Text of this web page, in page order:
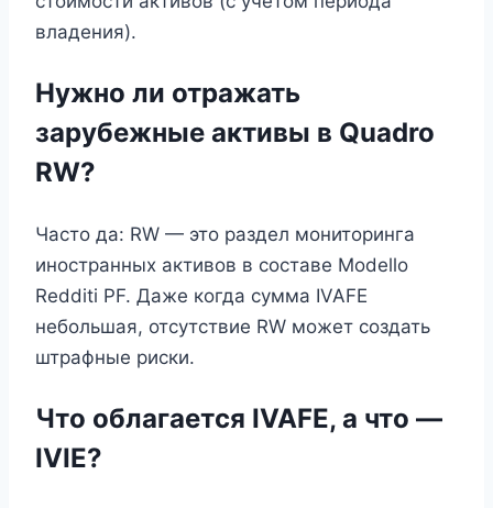
владения).
Нужно ли отражать
зарубежные активы в Quadro
RW?
Часто да: RW — это раздел мониторинга
иностранных активов в составе Modello
Redditi PF. Даже когда сумма IVAFE
небольшая, отсутствие RW может создать
штрафные риски.
Что облагается IVAFE, а что —
IVIE?